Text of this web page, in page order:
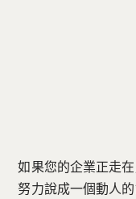
如果您的企業正走
努力說成一個動人